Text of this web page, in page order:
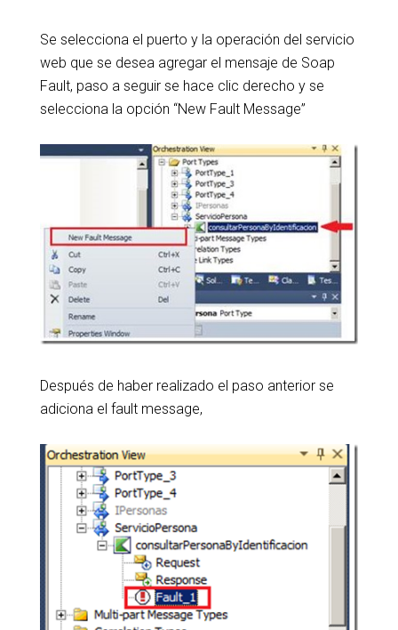
Se selecciona el puerto y la operación del servicio
web que se desea agregar el mensaje de Soap
Fault, paso a seguir se hace clic derecho y se
selecciona la opción “New Fault Message”
Después de haber realizado el paso anterior se
adiciona el fault message,